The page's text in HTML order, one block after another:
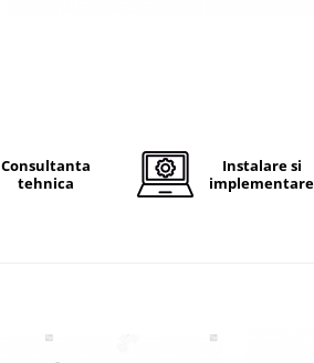
Consultanta
tehnica
Instalare si
implementare